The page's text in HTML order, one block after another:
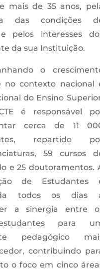
mais de 35 anos,
das condições
pelos interesses
da sua Instituição.
o
no contexto nacional
do Ensino
é responsável
cerca de 11
repartido
59 cursos
e 25 doutoramentos.
de Estudantes
todos os dias
a sinergia entre
para
pedagógico
contribuindo
o foco em cinco